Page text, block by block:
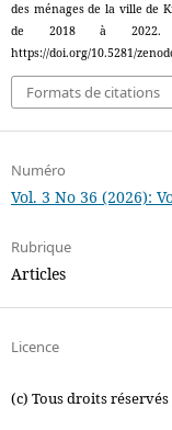
des ménages de la ville de
de 2018 à
https://doi.org/10.5281/
Formats de citations
Numéro
Vol. 3 No 36 (2026):
Rubrique
Articles
Licence
(c) Tous droits